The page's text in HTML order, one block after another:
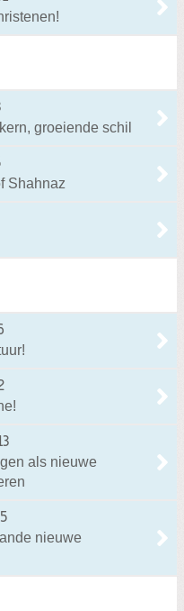
groeiende schil
Shahnaz
als nieuwe
nieuwe